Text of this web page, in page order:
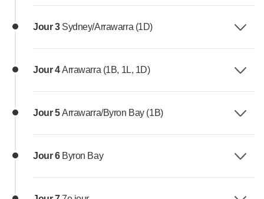
Jour 3 Sydney/Arrawarra (1D)
Jour 4Arrawarra (1B, 1L, 1D)
Jour 5Arrawarra/Byron Bay (1B)
Jour 6 Byron Bay